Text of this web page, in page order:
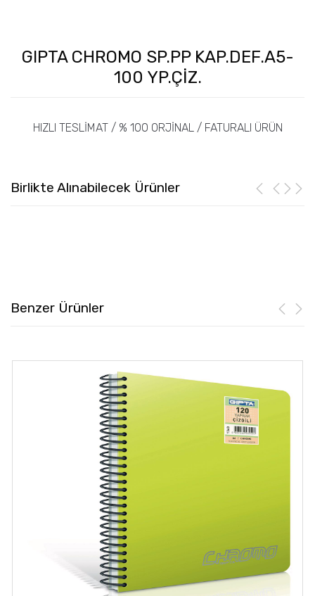
GIPTA CHROMO SP.PP KAP.DEF.A5-
100 YP.ÇİZ.
HIZLI TESLİMAT / % 100 ORJİNAL / FATURALI ÜRÜN
Birlikte Alınabilecek Ürünler
Benzer Ürünler